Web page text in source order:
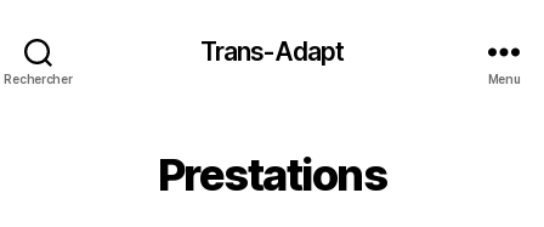
Rechercher
Trans-Adapt
Menu
Prestations